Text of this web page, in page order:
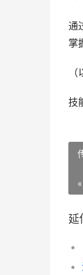
通
掌
技
延